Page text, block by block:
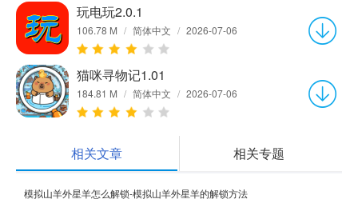
玩电玩2.0.1
106.78 M / 简体中文 / 2026-07-06
猫咪寻物记1.01
184.81 M / 简体中文 / 2026-07-06
相关文章 相关专题
模拟山羊外星羊怎么解锁-模拟山羊外星羊的解锁方法